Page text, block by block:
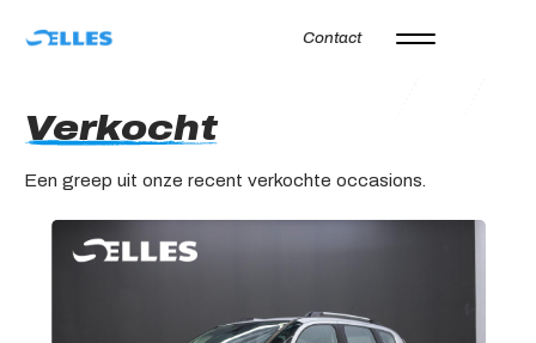
Contact
Aanbod
Autoverhuur
Onze merken
Verkocht
Een greep uit onze recent verkochte occasions.